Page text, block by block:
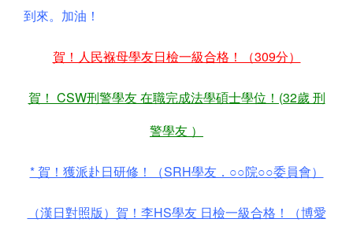
到來。加油！
賀！人民褓母學友日檢一級合格！（309分）
賀！ CSW刑警學友 在職完成法學碩士學位！(32歲 刑
警學友 ）
* 賀！獲派赴日研修！（SRH學友．○○院○○委員會）
（漢日對照版）賀！李HS學友 日檢一級合格！（博愛